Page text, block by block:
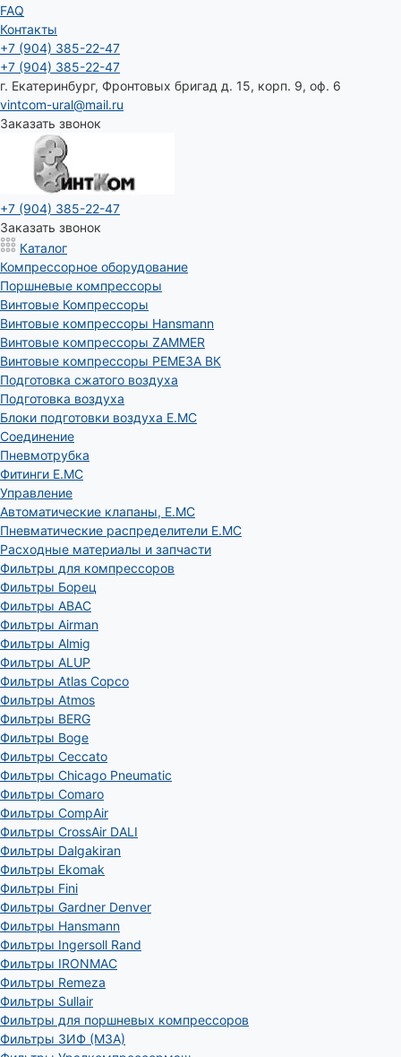
FAQ
Контакты
+7 (904) 385-22-47
+7 (904) 385-22-47
г. Екатеринбург, Фронтовых бригад д. 15, корп. 9, оф. 6
vintcom-ural@mail.ru
Заказать звонок
+7 (904) 385-22-47
Заказать звонок
Каталог
Компрессорное оборудование
Поршневые компрессоры
Винтовые Компрессоры
Винтовые компрессоры Hansmann
Винтовые компрессоры ZAMMER
Винтовые компрессоры РЕМЕЗА ВК
Подготовка сжатого воздуха
Подготовка воздуха
Блоки подготовки воздуха E.MC
Соединение
Пневмотрубка
Фитинги E.MC
Управление
Автоматические клапаны, Е.МС
Пневматические распределители E.MC
Расходные материалы и запчасти
Фильтры для компрессоров
Фильтры Борец
Фильтры ABAC
Фильтры Airman
Фильтры Almig
Фильтры ALUP
Фильтры Atlas Copco
Фильтры Atmos
Фильтры BERG
Фильтры Boge
Фильтры Ceccato
Фильтры Chicago Pneumatic
Фильтры Comaro
Фильтры CompAir
Фильтры CrossAir DALI
Фильтры Dalgakiran
Фильтры Ekomak
Фильтры Fini
Фильтры Gardner Denver
Фильтры Hansmann
Фильтры Ingersoll Rand
Фильтры IRONMAC
Фильтры Remeza
Фильтры Sullair
Фильтры для поршневых компрессоров
Фильтры ЗИФ (МЗА)